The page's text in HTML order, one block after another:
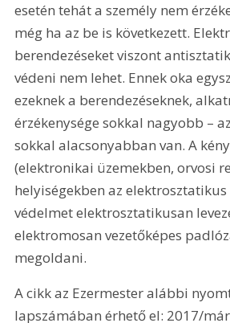
esetén tehát a személy nem
még ha az be is következett.
berendezéseket viszont
védeni nem lehet. Ennek oka
ezeknek a berendezéseknek,
érzékenysége sokkal nagyobb –
sokkal alacsonyabban van. A
(elektronikai üzemekben, orvosi
helyiségekben az
védelmet elektrosztatikusan
elektromosan vezetőképes
megoldani.
A cikk az Ezermester alábbi
lapszámában érhető el: 2017/